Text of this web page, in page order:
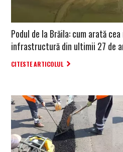
Podul de la Brăila: cum arată
infrastructură din ultimii 27 de
CITESTE ARTICOLUL